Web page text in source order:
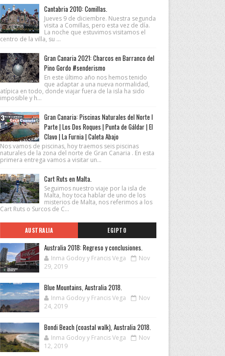
Cantabria 2010: Comillas.
Jueves 9 de diciembre. Nuestra segunda
visita a Comillas, pero esta vez de día.
La noche que estuvimos visitamos el
centro de la villa, su ...
Gran Canaria 2021: Charcos en Barranco del
Pino Gordo #senderismo
En este último año nos hemos tenido
que adaptar a una nueva normalidad,
atípica en todo, donde viajar fuera de la isla ha sido
imposible y h...
Gran Canaria: Piscinas Naturales del Norte I
Parte | Los Dos Roques | Punta de Gáldar | El
Clavo | La Furnia | Caleta Abajo
Nos vamos de piscinas, hoy traemos seis piscinas
naturales de la zona del norte de Gran Canaria . En esta
primera entrega vamos a visitar un...
Cart Ruts en Malta.
Seguimos nuestro viaje por la isla de
Malta, hoy toca hablar de uno de los
misterios de Malta, nos referimos a los
Cart Ruts o Surcos de C...
AUSTRALIA EGIPTO
Australia 2018: Regreso y conclusiones.
Inma Godoy y Francis Vega
Nov
29, 2019
Blue Mountains, Australia 2018.
Inma Godoy y Francis Vega
Nov
24, 2019
Bondi Beach (coastal walk), Australia 2018.
Inma Godoy y Francis Vega
Nov
12, 2019